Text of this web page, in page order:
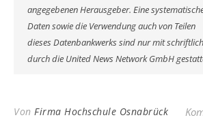
angegebenen Herausgeber. Eine
Daten sowie die Verwendung auch von Teilen
dieses Datenbankwerks sind nur mit
durch die United News Network GmbH
Von Firma Hochschule Osnabrück